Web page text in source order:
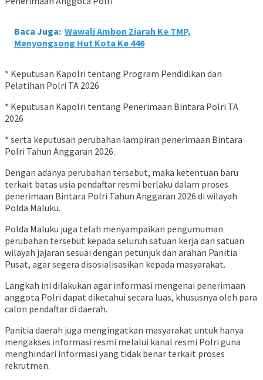
Baca Juga: Wawali Ambon Ziarah Ke TMP,
Menyongsong Hut Kota Ke 446
* Keputusan Kapolri tentang Program Pendidikan dan
Pelatihan Polri TA 2026
* Keputusan Kapolri tentang Penerimaan Bintara Polri TA
2026
* serta keputusan perubahan lampiran penerimaan Bintara
Polri Tahun Anggaran 2026.
Dengan adanya perubahan tersebut, maka ketentuan baru
terkait batas usia pendaftar resmi berlaku dalam proses
penerimaan Bintara Polri Tahun Anggaran 2026 di wilayah
Polda Maluku.
Polda Maluku juga telah menyampaikan pengumuman
perubahan tersebut kepada seluruh satuan kerja dan satuan
wilayah jajaran sesuai dengan petunjuk dan arahan Panitia
Pusat, agar segera disosialisasikan kepada masyarakat.
Langkah ini dilakukan agar informasi mengenai penerimaan
anggota Polri dapat diketahui secara luas, khususnya oleh para
calon pendaftar di daerah.
Panitia daerah juga mengingatkan masyarakat untuk hanya
mengakses informasi resmi melalui kanal resmi Polri guna
menghindari informasi yang tidak benar terkait proses
rekrutmen.